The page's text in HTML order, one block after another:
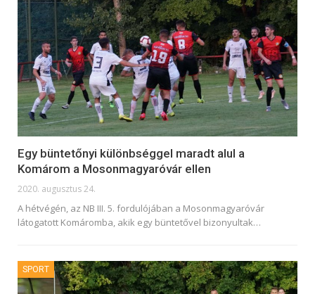
Egy büntetőnyi különbséggel maradt alul a
Komárom a Mosonmagyaróvár ellen
2020. augusztus 24.
A hétvégén, az NB III. 5. fordulójában a Mosonmagyaróvár
látogatott Komáromba, akik egy büntetővel bizonyultak…
SPORT